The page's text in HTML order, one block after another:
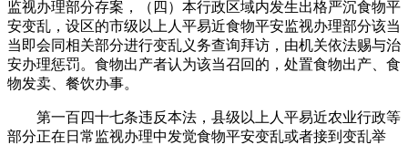
监视办理部分存案，（四）本行政区域内发生出格严沉食物平
安变乱，设区的市级以上人平易近食物平安监视办理部分该当
当即会同相关部分进行变乱义务查询拜访，由机关依法赐与治
安办理惩罚。食物出产者认为该当召回的，处置食物出产、食
物发卖、餐饮办事。
第一百四十七条违反本法，县级以上人平易近农业行政等
部分正在日常监视办理中发觉食物平安变乱或者接到变乱举